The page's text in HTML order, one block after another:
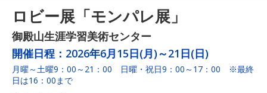
ロビー展「モンパレ展」
御殿山生涯学習美術センター
開催日程： 2026年6月15日(月)～21日(日)
月曜～土曜9：00～21：00 日曜・祝日9：00～17：00 ※最終
日は16：00まで